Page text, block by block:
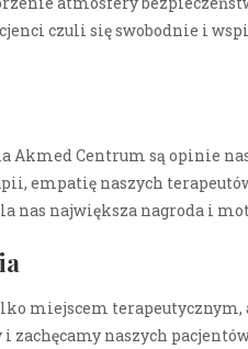
czuli się swobodnie i
Akmed Centrum są opinie
empatię naszych
nas największa nagroda i
miejscem terapeutycznym,
zachęcamy naszych